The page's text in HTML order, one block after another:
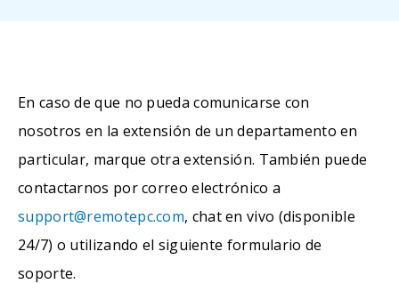
En caso de que no pueda comunicarse con
nosotros en la extensión de un departamento en
particular, marque otra extensión. También puede
contactarnos por correo electrónico a
support@remotepc.com, chat en vivo (disponible
24/7) o utilizando el siguiente formulario de
soporte.